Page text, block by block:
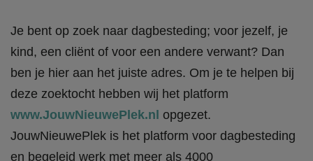
Je bent op zoek naar dagbesteding; voor jezelf, je
kind, een cliënt of voor een andere verwant? Dan
ben je hier aan het juiste adres. Om je te helpen bij
deze zoektocht hebben wij het platform
www.JouwNieuwePlek.nl opgezet.
JouwNieuwePlek is het platform voor dagbesteding
en begeleid werk met meer als 4000